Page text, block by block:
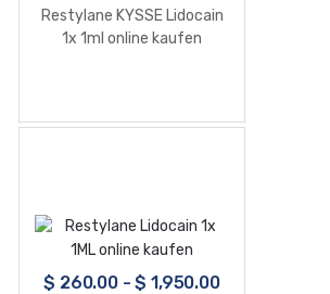
Restylane KYSSE Lidocain
1x 1ml online kaufen
$ 260.00-$ 1,950.00